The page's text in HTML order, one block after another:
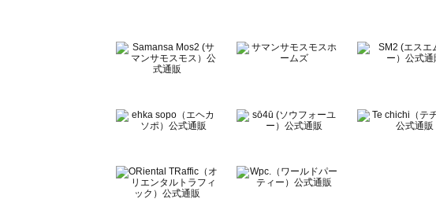
BETTY'S BLUE（べティーズブルー）の一覧
Wpc.（ワールドパーティー）の一覧